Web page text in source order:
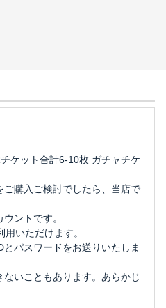
ケット合計6-10枚 ガチャチケ
ご購入ご検討でしたら、当店で
ントです。
いただけます。
パスワードをお送りいたしま
いこともあります。あらかじ